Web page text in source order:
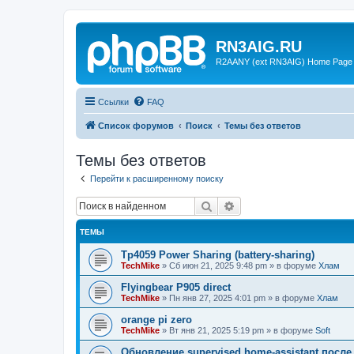
RN3AIG.RU
R2AANY (ext RN3AIG) Home Page
Ссылки FAQ
Список форумов Поиск Темы без ответов
Темы без ответов
Перейти к расширенному поиску
Поиск
ТЕМЫ
Tp4059 Power Sharing (battery-sharing)
TechMike » Сб июн 21, 2025 9:48 pm » в форуме Хлам
Flyingbear P905 direct
TechMike » Пн янв 27, 2025 4:01 pm » в форуме Хлам
orange pi zero
TechMike » Вт янв 21, 2025 5:19 pm » в форуме Soft